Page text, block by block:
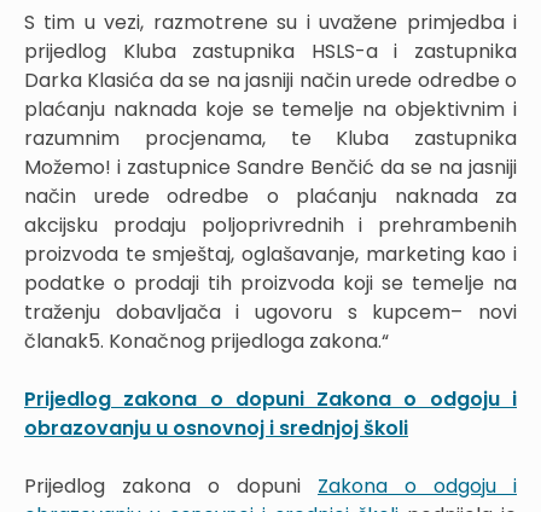
S tim u vezi, razmotrene su i uvažene primjedba i
prijedlog Kluba zastupnika HSLS-a i zastupnika
Darka Klasića da se na jasniji način urede odredbe o
plaćanju naknada koje se temelje na objektivnim i
razumnim procjenama, te Kluba zastupnika
Možemo! i zastupnice Sandre Benčić da se na jasniji
način urede odredbe o plaćanju naknada za
akcijsku prodaju poljoprivrednih i prehrambenih
proizvoda te smještaj, oglašavanje, marketing kao i
podatke o prodaji tih proizvoda koji se temelje na
traženju dobavljača i ugovoru s kupcem– novi
članak5. Konačnog prijedloga zakona.“
Prijedlog zakona o dopuni Zakona o odgoju i
obrazovanju u osnovnoj i srednjoj školi
Prijedlog zakona o dopuni Zakona o odgoju i